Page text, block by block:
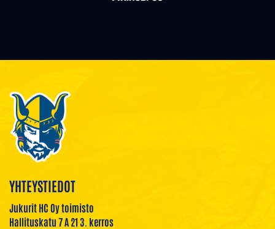
YHTEYSTIEDOT
Jukurit HC Oy toimisto
Hallituskatu 7 A 21 3. kerros